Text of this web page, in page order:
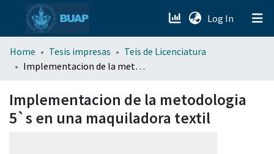
Log In (current)
menu.section.about_menu
Home Tesis impresas
Teis de Licenciatura
Implementacion de la metodologia 5`s en una maquiladora textil
Implementacion de la metodologia
5`s en una maquiladora textil